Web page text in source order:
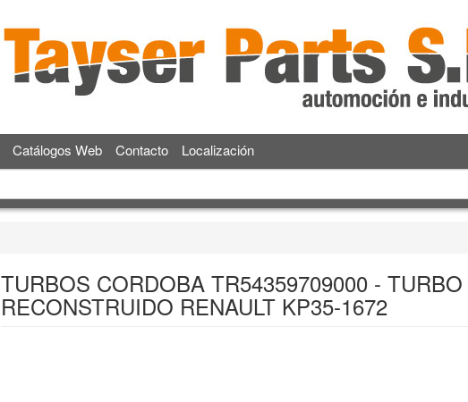
Catálogos Web Contacto Localización
TURBOS CORDOBA TR54359709000 - TURBO
RECONSTRUIDO RENAULT KP35-1672